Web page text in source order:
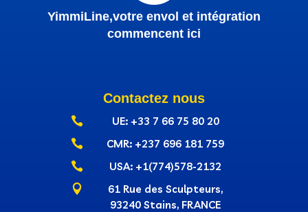
YimmiLine,votre envol et intégration
commencent ici
Contactez nous
 UE: +33 7 66 75 80 20
 CMR: +237‭ 696 181 759
 USA: +1(774)578-2132

61 Rue des Sculpteurs,
93240 Stains, FRANCE